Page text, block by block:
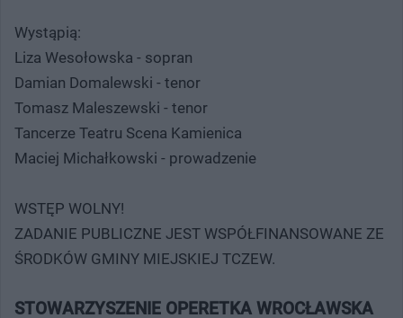
Wystąpią:
Liza Wesołowska - sopran
Damian Domalewski - tenor
Tomasz Maleszewski - tenor
Tancerze Teatru Scena Kamienica
Maciej Michałkowski - prowadzenie
WSTĘP WOLNY!
ZADANIE PUBLICZNE JEST WSPÓŁFINANSOWANE ZE
ŚRODKÓW GMINY MIEJSKIEJ TCZEW.
STOWARZYSZENIE OPERETKA WROCŁAWSKA